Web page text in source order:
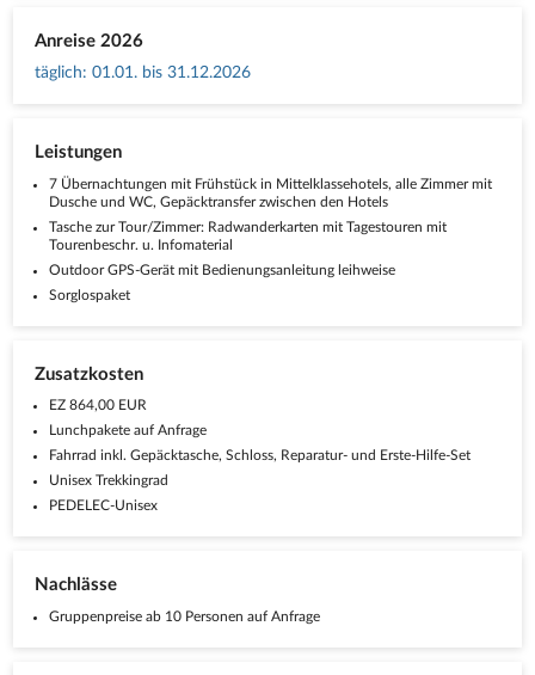
Anreise 2026
täglich: 01.01. bis 31.12.2026
Leistungen
7 Übernachtungen mit Frühstück in Mittelklassehotels, alle Zimmer mit
Dusche und WC, Gepäcktransfer zwischen den Hotels
Tasche zur Tour/Zimmer: Radwanderkarten mit Tagestouren mit
Tourenbeschr. u. Infomaterial
Outdoor GPS-Gerät mit Bedienungsanleitung leihweise
Sorglospaket
Zusatzkosten
EZ 864,00 EUR
Lunchpakete auf Anfrage
Fahrrad inkl. Gepäcktasche, Schloss, Reparatur- und Erste-Hilfe-Set
Unisex Trekkingrad
PEDELEC-Unisex
Nachlässe
Gruppenpreise ab 10 Personen auf Anfrage